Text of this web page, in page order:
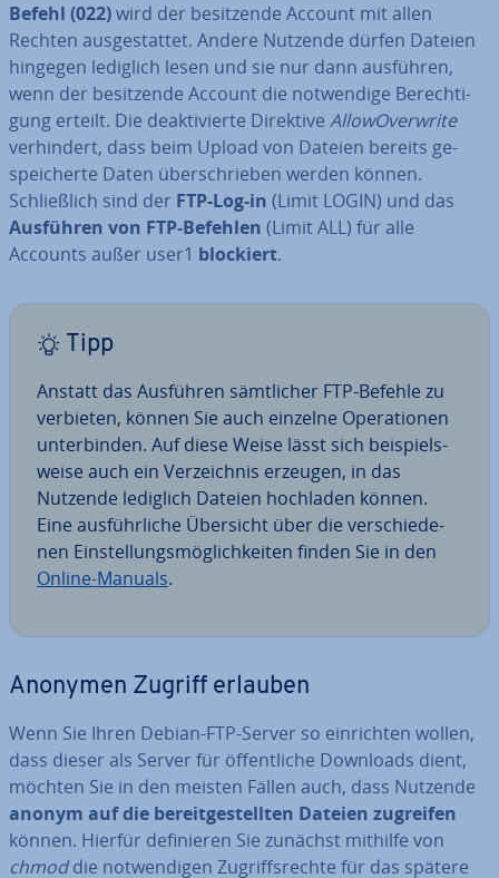
Befehl (022)wird der be­sit­zen­de Account mit allen
Rechten aus­ge­stat­tet. Andere Nutzende dürfen Dateien
hingegen lediglich lesen und sie nur dann ausführen,
wenn der be­sit­zen­de Account die not­wen­di­ge Be­rech­ti­
gung erteilt. Die de­ak­ti­vier­te Direktive Al­lo­wO­ver­wri­te
ver­hin­dert, dass beim Upload von Dateien bereits ge­
spei­cher­te Daten über­schrie­ben werden können.
Schließ­lich sind der FTP-Log-in (Limit LOGIN) und das
Ausführen von FTP-Befehlen (Limit ALL) für alle
Accounts außer user1 blockiert.
Tipp
Anstatt das Ausführen sämt­li­cher FTP-Befehle zu
verbieten, können Sie auch einzelne Ope­ra­tio­nen
un­ter­bin­den. Auf diese Weise lässt sich bei­spiels­
wei­se auch ein Ver­zeich­nis erzeugen, in das
Nutzende lediglich Dateien hochladen können.
Eine aus­führ­li­che Übersicht über die ver­schie­de­
nen Ein­stel­lungs­mög­lich­kei­ten finden Sie in den
Online-Manuals.
Anonymen Zugriff erlauben
Wenn Sie Ihren Debian-FTP-Server so ein­rich­ten wollen,
dass dieser als Server für öf­fent­li­che Downloads dient,
möchten Sie in den meisten Fällen auch, dass Nutzende
anonym auf die be­reit­ge­stell­ten Dateien zugreifen
können. Hierfür de­fi­nie­ren Sie zunächst mithilfe von
chmoddie not­wen­di­gen Zu­griffs­rech­te für das spätere